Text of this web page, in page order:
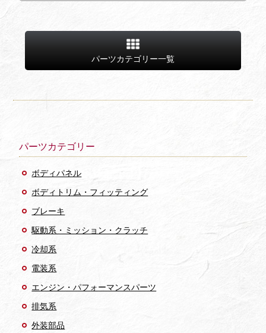
パーツカテゴリー一覧
パーツカテゴリー
ボディパネル
ボディトリム・フィッティング
ブレーキ
駆動系・ミッション・クラッチ
冷却系
電装系
エンジン・パフォーマンスパーツ
排気系
外装部品